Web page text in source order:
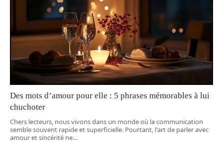
Des mots d’amour pour elle : 5 phrases mémorables à lui
chuchoter
Chers lecteurs, nous vivons dans un monde où la communication
semble souvent rapide et superficielle. Pourtant, l'art de parler avec
amour et sincérité ne…